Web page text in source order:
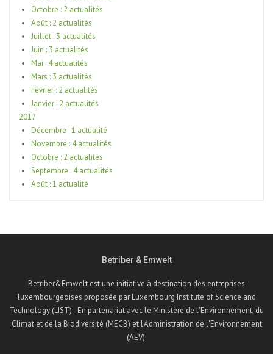
Octobre : 2 actualités
Août : 2 actualités
Juillet : 3 actualités
Juin : 3 actualités
Mai : 4 actualités
Mars : 3 actualités
Février : 2 actualités
Janvier : 2 actualités
2017
Décembre : 1 actualité
Novembre : 4 actualités
Octobre : 2 actualités
Septembre : 4 actualités
Août : 1 actualité
Betriber & Emwelt
Betriber&Emwelt est une initiative à destination des entreprises
luxembourgeoises proposée par Luxembourg Institute of Science and
Technology (LIST) - En partenariat avec le Ministère de l'Environnement, du
Climat et de la Biodiversité (MECB) et l'Administration de l'Environnement
(AEV).